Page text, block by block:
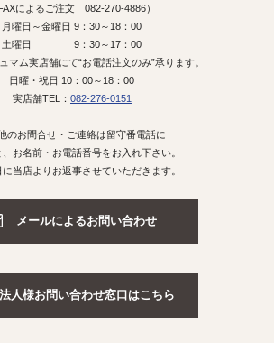
FAXによるご注文 082-270-4886）
月曜日～金曜日 9：30～18：00
土曜日 9：30～17：00
マム実店舗にて“お電話注文のみ”承ります。
日曜・祝日 10：00～18：00
実店舗TEL： 082-276-0151
のお問合せ・ご連絡は留守番電話に
、お名前・お電話番号をお入れ下さい。
当店よりお返事させていただきます。
メールによるお問い合わせ
法人様お問い合わせ窓口はこちら